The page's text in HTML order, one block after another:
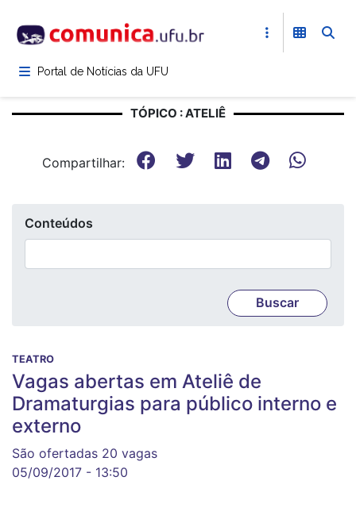
para
conteúdoPortal de Notícias da UFU
TÓPICO : ATELIÊ
Compartilhar:
Conteúdos
TEATRO
Vagas abertas em Ateliê de
Dramaturgias para público interno e
externo
São ofertadas 20 vagas
05/09/2017 - 13:50